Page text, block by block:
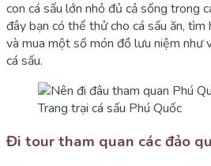
con cá sấu lớn nhỏ đủ cả sống trong
đây bạn có thể thử cho cá sấu ăn,
và mua một số món đồ lưu niệm như
cá sấu.
Trang trại cá sấu Phú Quốc
Đi tour tham quan các đảo